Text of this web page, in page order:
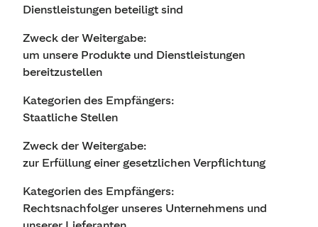
Dienstleistungen beteiligt sind
Zweck der Weitergabe:
um unsere Produkte und Dienstleistungen
bereitzustellen
Kategorien des Empfängers:
Staatliche Stellen
Zweck der Weitergabe:
zur Erfüllung einer gesetzlichen Verpflichtung
Kategorien des Empfängers:
Rechtsnachfolger unseres Unternehmens und